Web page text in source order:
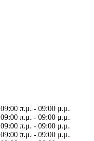
09:00 π.μ. - 09:00 μ.μ.
09:00 π.μ. - 09:00 μ.μ.
09:00 π.μ. - 09:00 μ.μ.
09:00 π.μ. - 09:00 μ.μ.